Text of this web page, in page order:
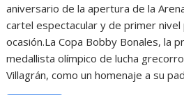
aniversario de la apertura de la
cartel espectacular y de primer nivel
ocasión.La Copa Bobby Bonales, la
medallista olímpico de lucha
Villagrán, como un homenaje a su